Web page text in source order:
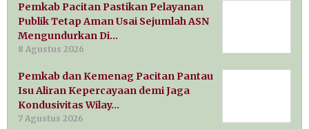
Pemkab Pacitan Pastikan Pelayanan
Publik Tetap Aman Usai Sejumlah ASN
Mengundurkan Di…
8 Agustus 2026
Pemkab dan Kemenag Pacitan Pantau
Isu Aliran Kepercayaan demi Jaga
Kondusivitas Wilay…
7 Agustus 2026